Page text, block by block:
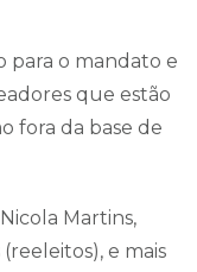
para o mandato e
que estão
fora da base de
Martins,
e mais